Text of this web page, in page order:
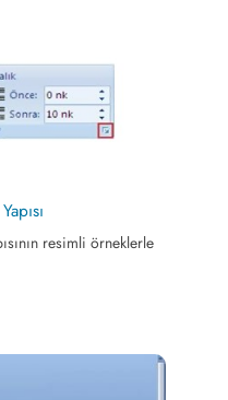
resimli örneklerle